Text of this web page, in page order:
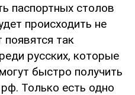
паспортных столов
происходить не
появятся так
русских, которые
быстро получить
Только есть одно